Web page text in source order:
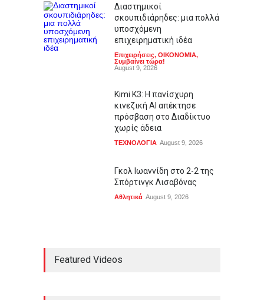
Διαστημικοί
σκουπιδιάρηδες: μια πολλά
υποσχόμενη
επιχειρηματική ιδέα
Επιχειρήσεις, ΟΙΚΟΝΟΜΙΑ,
Συμβαίνει τώρα!
August 9, 2026
Kimi K3: Η πανίσχυρη
κινεζική AI απέκτησε
πρόσβαση στο Διαδίκτυο
χωρίς άδεια
ΤΕΧΝΟΛΟΓΙΑ August 9, 2026
Γκολ Ιωαννίδη στο 2-2 της
Σπόρτινγκ Λισαβόνας
Αθλητικά August 9, 2026
Featured Videos